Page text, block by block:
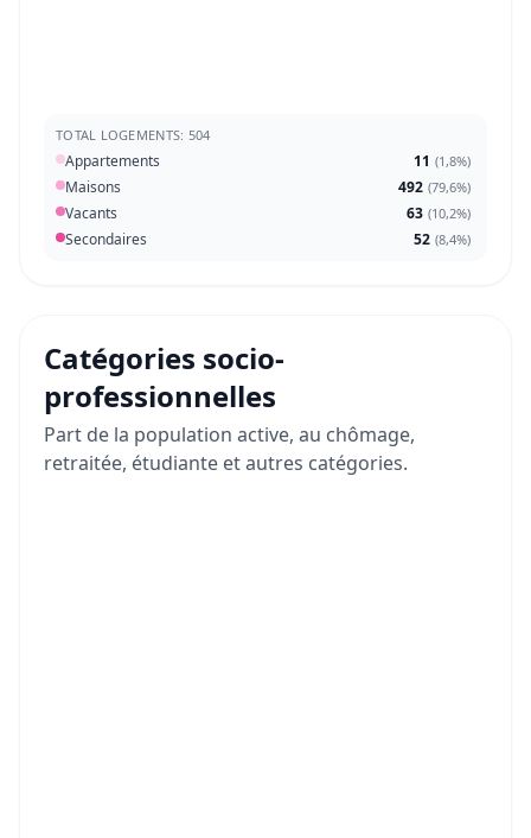
TOTAL LOGEMENTS: 504
Appartements 11 (1,8%)
Maisons 492 (79,6%)
Vacants 63 (10,2%)
Secondaires 52 (8,4%)
Catégories socio-
professionnelles
Part de la population active, au chômage,
retraitée, étudiante et autres catégories.